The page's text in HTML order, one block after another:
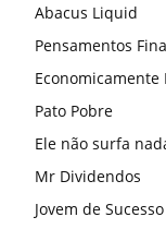
Abacus Liquid
Pensamentos
Pato Pobre
Ele não surfa
Mr Dividendos
Jovem de Sucesso